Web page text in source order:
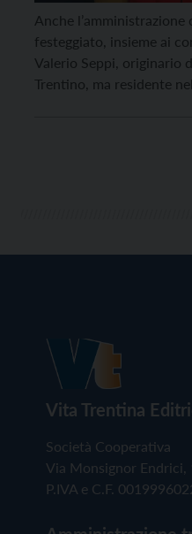
Anche
festeggiato, insieme ai
Valerio Seppi, originario
Trentino, ma residente
Vita Trentina
Società Cooperativa
Via Monsignor Endrici,
P.IVA e C.F.